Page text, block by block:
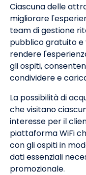
Ciascuna delle
migliorare
team di gestione
pubblico gratuito
rendere
gli ospiti,
condividere e
La possibilità di
che visitano
interesse per il
piattaforma WiFi
con gli ospiti in
dati essenziali
promozionale.